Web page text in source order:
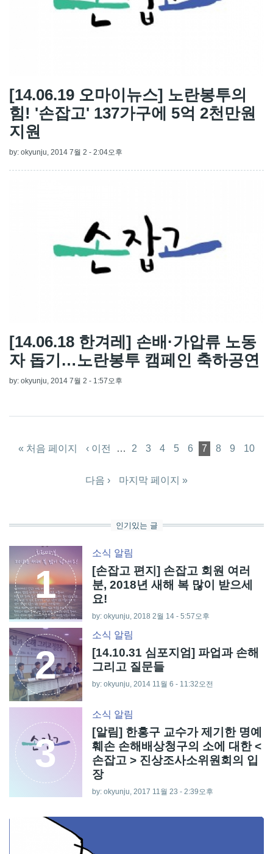
[14.06.19 오마이뉴스] 노란봉투의
힘! '손잡고' 137가구에 5억 2천만원
지원
by: okyunju , 2014 7월 2 - 2:04오후
[14.06.18 한겨레] 손배·가압류 노동
자 돕기…노란봉투 캠페인 축하공연
by: okyunju, 2014 7월 2 - 1:57오후
« 처음 페이지 ‹ 이전 … 2 3 4 5 6 7 8 9 10
다음 › 마지막 페이지 »
인기있는 글
1
소식 알림
[손잡고 편지] 손잡고 회원 여러
분, 2018년 새해 복 많이 받으세
요!
by: okyunju, 2018 2월 14 - 5:57오후
2
소식 알림
[14.10.31 심포지엄] 파업과 손해
그리고 질문들
by: okyunju, 2014 11월 6 - 11:32오전
3
소식 알림
[알림] 한홍구 교수가 제기한 명예
훼손 손해배상청구의 소에 대한 <
손잡고 > 진상조사소위원회의 입
장
by: okyunju, 2017 11월 23 - 2:39오후